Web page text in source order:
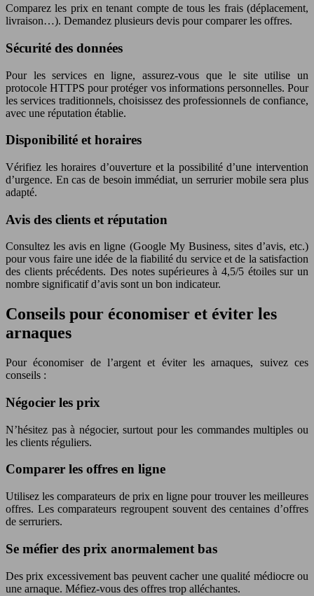
Comparez les prix en tenant compte de tous les frais (déplacement,
livraison…). Demandez plusieurs devis pour comparer les offres.
Sécurité des données
Pour les services en ligne, assurez-vous que le site utilise un
protocole HTTPS pour protéger vos informations personnelles. Pour
les services traditionnels, choisissez des professionnels de confiance,
avec une réputation établie.
Disponibilité et horaires
Vérifiez les horaires d’ouverture et la possibilité d’une intervention
d’urgence. En cas de besoin immédiat, un serrurier mobile sera plus
adapté.
Avis des clients et réputation
Consultez les avis en ligne (Google My Business, sites d’avis, etc.)
pour vous faire une idée de la fiabilité du service et de la satisfaction
des clients précédents. Des notes supérieures à 4,5/5 étoiles sur un
nombre significatif d’avis sont un bon indicateur.
Conseils pour économiser et éviter les
arnaques
Pour économiser de l’argent et éviter les arnaques, suivez ces
conseils :
Négocier les prix
N’hésitez pas à négocier, surtout pour les commandes multiples ou
les clients réguliers.
Comparer les offres en ligne
Utilisez les comparateurs de prix en ligne pour trouver les meilleures
offres. Les comparateurs regroupent souvent des centaines d’offres
de serruriers.
Se méfier des prix anormalement bas
Des prix excessivement bas peuvent cacher une qualité médiocre ou
une arnaque. Méfiez-vous des offres trop alléchantes.